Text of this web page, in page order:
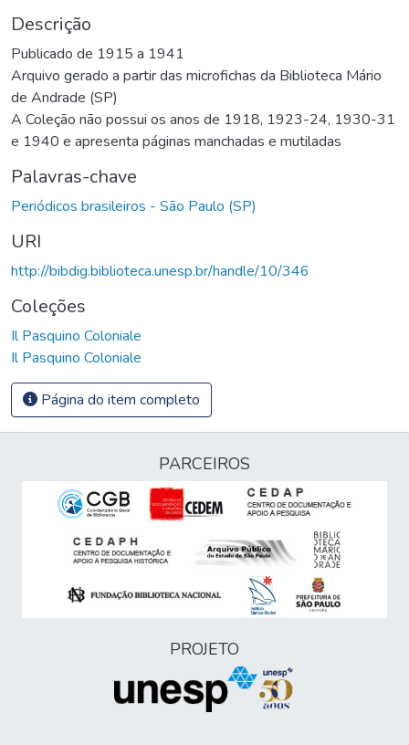
Descrição
Publicado de 1915 a 1941
Arquivo gerado a partir das microfichas da Biblioteca Mário
de Andrade (SP)
A Coleção não possui os anos de 1918, 1923-24, 1930-31
e 1940 e apresenta páginas manchadas e mutiladas
Palavras-chave
Periódicos brasileiros - São Paulo (SP)
URI
http://bibdig.biblioteca.unesp.br/handle/10/346
Coleções
Il Pasquino Coloniale
Il Pasquino Coloniale
Página do item completo
PARCEIROS
PROJETO